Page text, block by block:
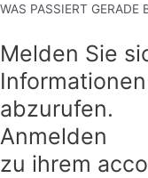
WAS PASSIERT GERADE
Melden Sie
abzurufen.
Anmelden
zu ihrem